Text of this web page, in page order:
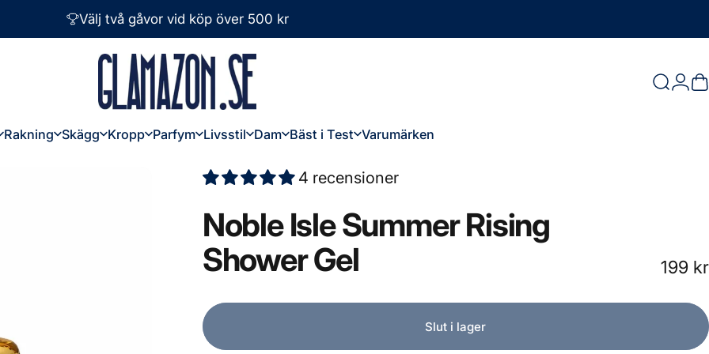
Välj två gåvor vid köp över 500 kr
Glamazon Sök
Rakning Skägg Kropp Parfym Livsstil
Livsstil
Dam
Dam
Bäst i Test Varumärken
4 recensioner
Noble IsleSummerRising
ShowerGel 199 kr
Slut i lager